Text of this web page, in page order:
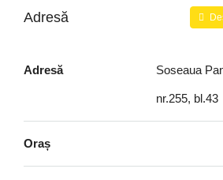
Adresă
Adresă Soseaua
nr.255, bl.43
Oraș